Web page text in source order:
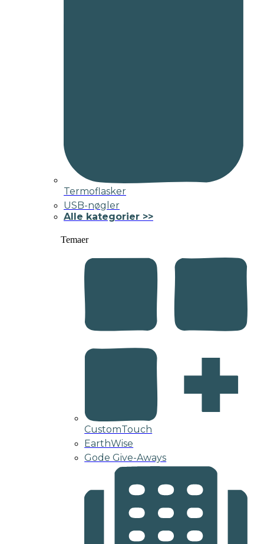
Termoflasker
USB-nøgler
Alle kategorier >>
Temaer
CustomTouch
EarthWise
Gode Give-Aways